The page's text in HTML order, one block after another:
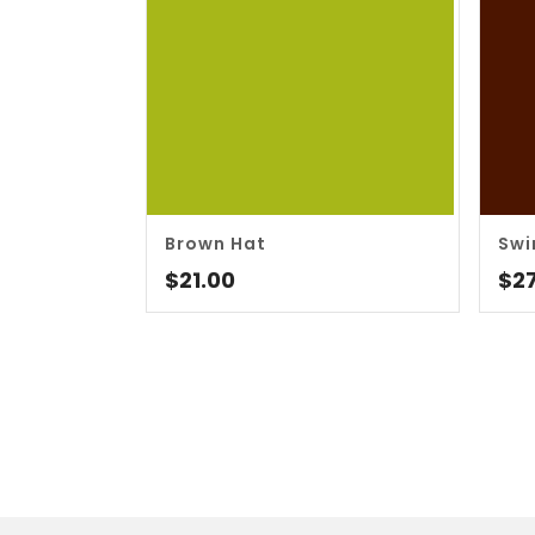
Brown Hat
$21.00 $